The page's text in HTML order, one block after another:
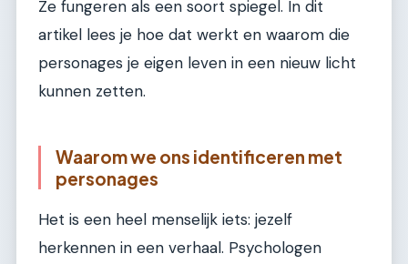
Ze fungeren als een soort spiegel. In dit
artikel lees je hoe dat werkt en waarom die
personages je eigen leven in een nieuw licht
kunnen zetten.
Waarom we ons identificeren met
personages
Het is een heel menselijk iets: jezelf
herkennen in een verhaal. Psychologen